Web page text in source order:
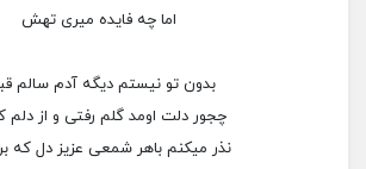
اما چه فایده میری تهش
بدون تو نیستم دیگه آدم سالم
چجور دلت اومد گلم رفتی و از دلم
نذر میکنم باهر شمعی عزیز دل که